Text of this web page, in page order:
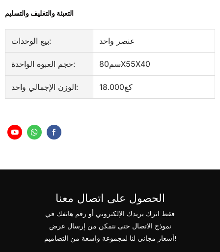
التعبئة والتغليف والتسليم
بيع الوحدات: عنصر واحد
حجم العبوة الواحدة: سم80X55X40
الوزن الإجمالي واحد: كغ18.000
الحصول على اتصال معنا
فقط اترك بريدك الإلكتروني أو رقم هاتفك في
نموذج الاتصال حتى نتمكن من إرسال عرض
أسعار مجاني لنا لمجموعة واسعة من التصاميم!